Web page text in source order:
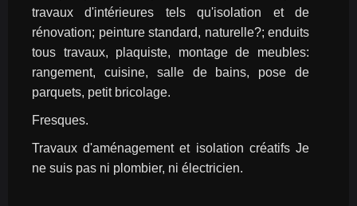
travaux d'intérieures tels qu'isolation et de
rénovation; peinture standard, naturelle?; enduits
tous travaux, plaquiste, montage de meubles:
rangement, cuisine, salle de bains, pose de
parquets, petit bricolage.
Fresques.
Travaux d'aménagement et isolation créatifs Je
ne suis pas ni plombier, ni électricien.